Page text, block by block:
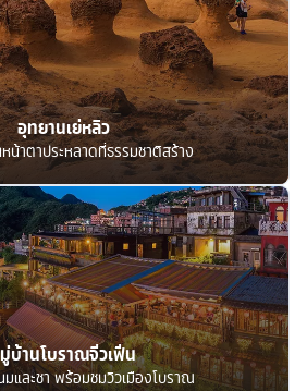
อุทยานเย่หลิว
น้าตาประหลาดที่ธรรมชาติสร้าง
บ้านโบราณจิ่วเฟิ่น
และชา พร้อมชมวิวเมืองโบราณ